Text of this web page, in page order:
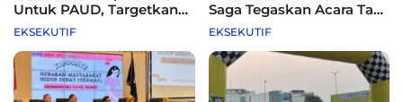
Untuk PAUD, Targetkan
115 Sekolah
EKSEKUTIF
Saga Tegaskan Acara Tak
Difasilitasi Pemkot
EKSEKUTIF